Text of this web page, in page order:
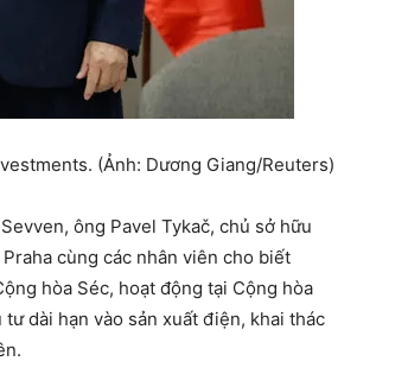
(Ảnh: Dương Giang/Reuters)
ông Pavel Tykač, chủ sở hữu
cùng các nhân viên cho biết
hòa Séc, hoạt động tại Cộng hòa
dài hạn vào sản xuất điện, khai thác